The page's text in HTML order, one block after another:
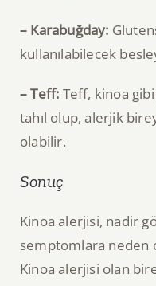
– Karabuğday:
kullanılabilecek
– Teff: Teff, kinoa
tahıl olup, alerjik
olabilir.
Sonuç
Kinoa alerjisi, nadir
semptomlara neden
Kinoa alerjisi olan